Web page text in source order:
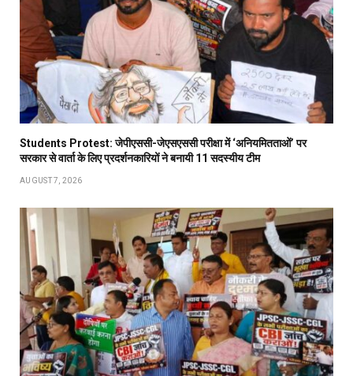
Students Protest: जेपीएससी-जेएसएससी परीक्षा में ‘अनियमितताओं’ पर
सरकार से वार्ता के लिए प्रदर्शनकारियों ने बनायी 11 सदस्यीय टीम
AUGUST 7, 2026